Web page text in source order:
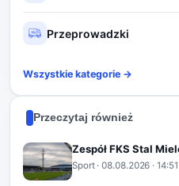
Przeprowadzki
Wszystkie kategorie →
Przeczytaj również
Zespół FKS Stal
Sport·08.08.2026 · 14:51